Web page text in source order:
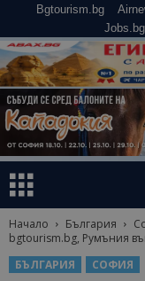
Bgtourism.bg
Начало България
bgtourism.bg, Румъния
БЪЛГАРИЯ
СОФИЯ